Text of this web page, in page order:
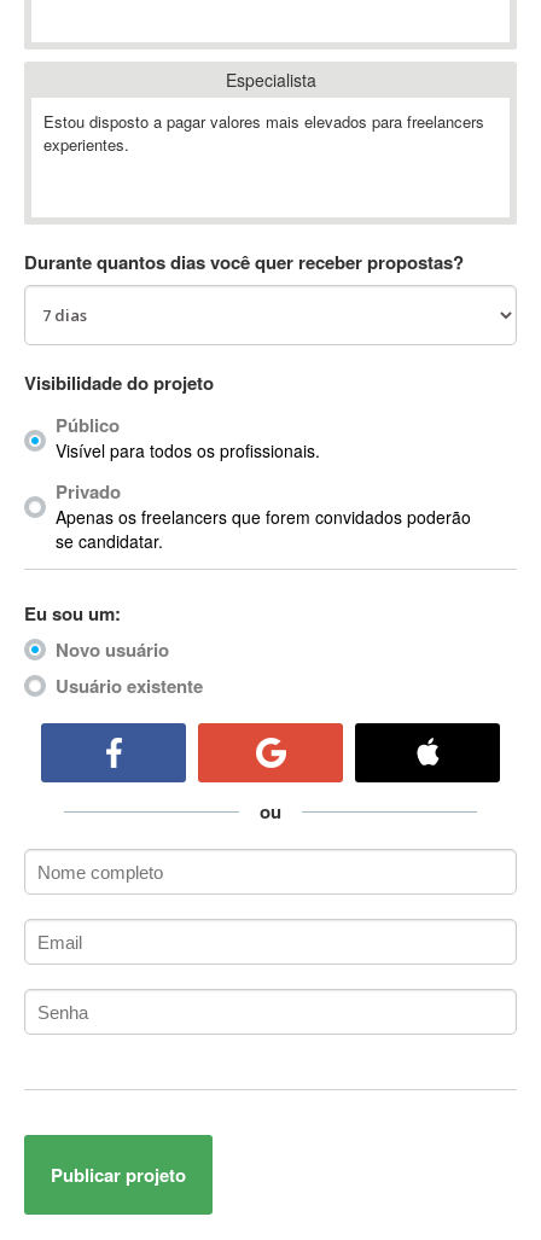
Ableton Live
Abstract
Abstract Window Toolkit (AWT)
AC Drives
ACARS
AccountMate
Acrobat
Acrobat X
Acronis
ACT
ActionScript
ActionScript 3
Active Directory
ActiveX Data Objects (ADO)
ADK
Administração Acadêmica
Administração de Artistas e Repertórios
Administração de Banco de Dados
Administração de Redes
Administrador de Sistemas
Adobe After Effects
Adobe AIR
Especialista
Estou disposto a pagar valores mais elevados para freelancers
experientes.
Durante quantos dias você quer receber propostas?
Visibilidade do projeto
Público
Visível para todos os profissionais.
Privado
Apenas os freelancers que forem convidados poderão
se candidatar.
Eu sou um:
Novo usuário
Usuário existente
ou
Publicar projeto